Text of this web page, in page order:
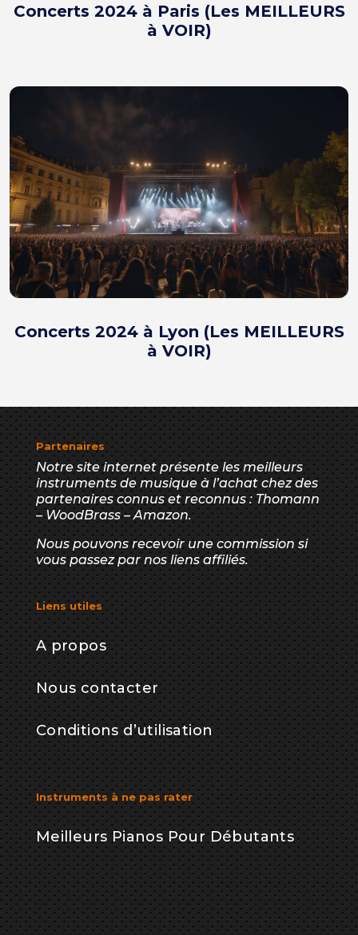
Concerts 2024 à Paris (Les MEILLEURS
à VOIR)
Concerts 2024 à Lyon (Les MEILLEURS
à VOIR)
Partenaires
Notre site internet présente les meilleurs
instruments de musique à l’achat chez des
partenaires connus et reconnus : Thomann
– WoodBrass – Amazon.
Nous pouvons recevoir une commission si
vous passez par nos liens affiliés.
Liens utiles
A propos
Nous contacter
Conditions d’utilisation
Instruments à ne pas rater
Meilleurs Pianos Pour Débutants